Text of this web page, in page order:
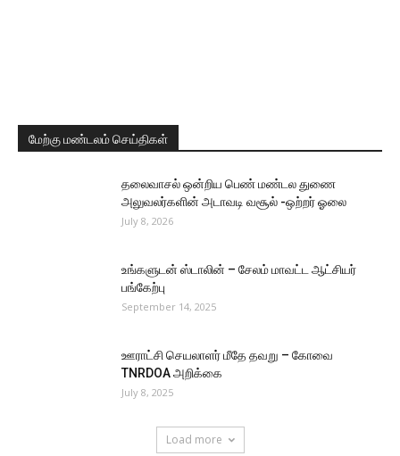
மேற்கு மண்டலம் செய்திகள்
தலைவாசல் ஒன்றிய பெண் மண்டல துணை
அலுவலர்களின் அடாவடி வசூல் -ஒற்றர் ஓலை
July 8, 2026
உங்களுடன் ஸ்டாலின் – சேலம் மாவட்ட ஆட்சியர்
பங்கேற்பு
September 14, 2025
ஊராட்சி செயலாளர் மீதே தவறு – கோவை
TNRDOA அறிக்கை
July 8, 2025
Load more